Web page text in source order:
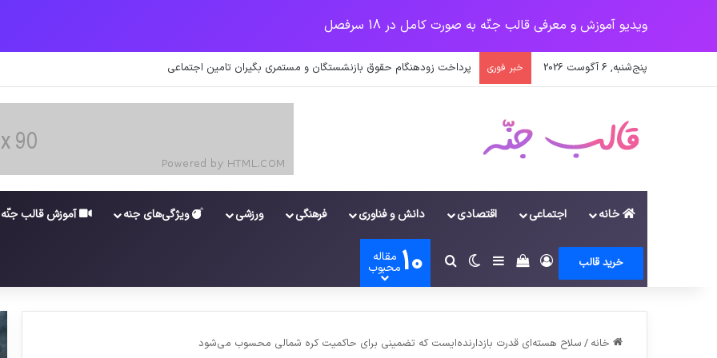
ویدیو آموزش و معرفی قالب جنّه به صورت کامل در 18 سرفصل
پنج‌شنبه, 6 آگوست 2026 خبر فوری پرداخت حقوق کارکنان دستگاه‌ها در سال ۱۴۰۰ منوط به ثبت اطلاعات کارکنان در سامانه شد
خانه اجتماعی اقتصادی دانش و فناوری فرهنگی ورزشی ویژگی‌های جنه آموزش قالب جنّه
خرید قالب وروددیدن سبد خرید
سایدبارتغییر پوسته
جستجو برای
10 مقاله
محبوب
خانه / سلاح هسته‌ای قدرت بازدارنده‌ایست که تضمینی برای حاکمیت کره شمالی محسوب می‌شود